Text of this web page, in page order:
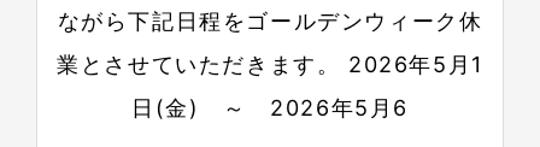
ながら下記日程をゴールデンウィーク休
業とさせていただきます。 2026年5月1
日(金) ～ 2026年5月6